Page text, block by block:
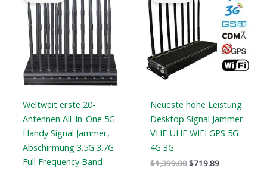
Weltweit erste 20-
Antennen All-In-One 5G
Handy Signal Jammer,
Abschirmung 3.5G 3.7G
Full Frequency Band
war:
$1,399.00.
ist:
$749.99.
Neueste hohe Leistung
Desktop Signal Jammer
VHF UHF WIFI GPS 5G
4G 3G
$1,399.00
war:
$1,399.00.
$719.89
ist:
$719.89.